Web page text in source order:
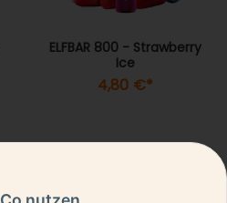
ELFBAR 800 - Strawberry
Ice
4,80 €*